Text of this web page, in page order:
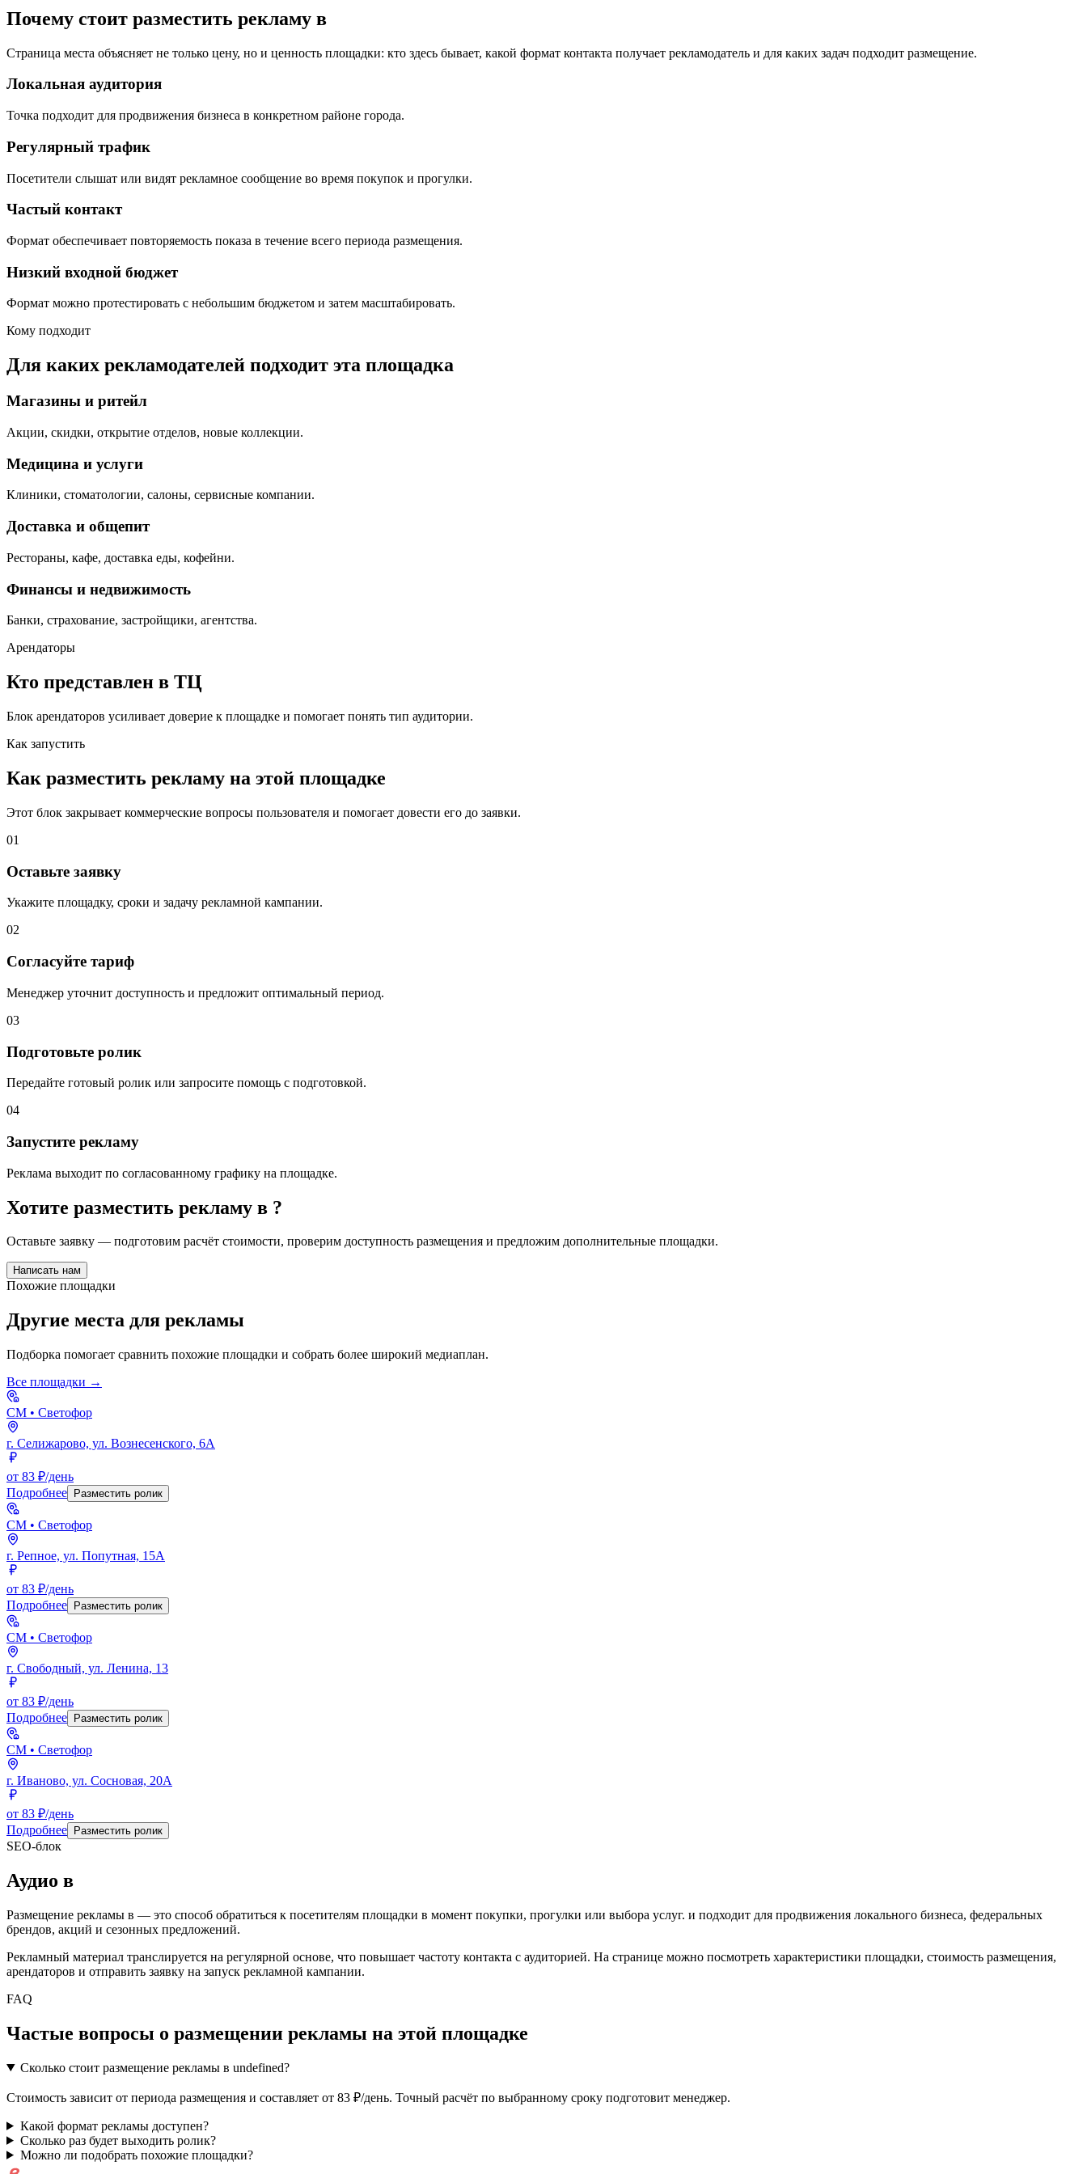
Почему стоит разместить рекламу в
Страница места объясняет не только цену, но и ценность площадки: кто здесь бывает, какой формат контакта получает рекламодатель и для каких задач подходит размещение.
Локальная аудитория
Точка подходит для продвижения бизнеса в конкретном районе города.
Регулярный трафик
Посетители слышат или видят рекламное сообщение во время покупок и прогулки.
Частый контакт
Формат обеспечивает повторяемость показа в течение всего периода размещения.
Низкий входной бюджет
Формат можно протестировать с небольшим бюджетом и затем масштабировать.
Кому подходит
Для каких рекламодателей подходит эта площадка
Магазины и ритейл
Акции, скидки, открытие отделов, новые коллекции.
Медицина и услуги
Клиники, стоматологии, салоны, сервисные компании.
Доставка и общепит
Рестораны, кафе, доставка еды, кофейни.
Финансы и недвижимость
Банки, страхование, застройщики, агентства.
Арендаторы
Кто представлен в ТЦ
Блок арендаторов усиливает доверие к площадке и помогает понять тип аудитории.
Как запустить
Как разместить рекламу на этой площадке
Этот блок закрывает коммерческие вопросы пользователя и помогает довести его до заявки.
01
Оставьте заявку
Укажите площадку, сроки и задачу рекламной кампании.
02
Согласуйте тариф
Менеджер уточнит доступность и предложит оптимальный период.
03
Подготовьте ролик
Передайте готовый ролик или запросите помощь с подготовкой.
04
Запустите рекламу
Реклама выходит по согласованному графику на площадке.
Хотите разместить рекламу в ?
Оставьте заявку — подготовим расчёт стоимости, проверим доступность размещения и предложим дополнительные площадки.
Написать нам
Похожие площадки
Другие места для рекламы
Подборка помогает сравнить похожие площадки и собрать более широкий медиаплан.
Все площадки →
СМ • Светофор
г. Селижарово, ул. Вознесенского, 6А
от 83 ₽/день
Подробнее
Разместить ролик
СМ • Светофор
г. Репное, ул. Попутная, 15А
от 83 ₽/день
Подробнее
Разместить ролик
СМ • Светофор
г. Свободный, ул. Ленина, 13
от 83 ₽/день
Подробнее
Разместить ролик
СМ • Светофор
г. Иваново, ул. Сосновая, 20А
от 83 ₽/день
Подробнее
Разместить ролик
SEO-блок
Аудио в
Размещение рекламы в — это способ обратиться к посетителям площадки в момент покупки, прогулки или выбора услуг. и подходит для продвижения локального бизнеса, федеральных
брендов, акций и сезонных предложений.
Рекламный материал транслируется на регулярной основе, что повышает частоту контакта с аудиторией. На странице можно посмотреть характеристики площадки, стоимость размещения,
арендаторов и отправить заявку на запуск рекламной кампании.
FAQ
Частые вопросы о размещении рекламы на этой площадке
Сколько стоит размещение рекламы в undefined?
Стоимость зависит от периода размещения и составляет от 83 ₽/день. Точный расчёт по выбранному сроку подготовит менеджер.
Какой формат рекламы доступен?
Сколько раз будет выходить ролик?
Можно ли подобрать похожие площадки?